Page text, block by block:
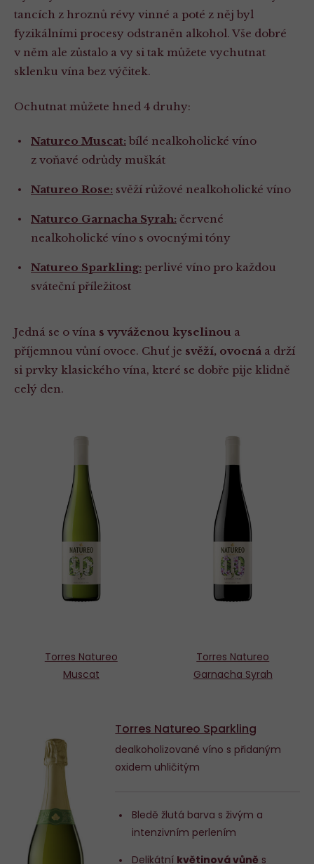
tancích z hroznů révy vinné a poté z něj byl
fyzikálními procesy odstraněn alkohol. Vše dobré
v něm ale zůstalo a vy si tak můžete vychutnat
sklenku vína bez výčitek.
Ochutnat můžete hned 4 druhy:
Natureo Muscat: bílé nealkoholické víno
z voňavé odrůdy muškát
Natureo Rose: svěží růžové nealkoholické víno
Natureo Garnacha Syrah: červené
nealkoholické víno s ovocnými tóny
Natureo Sparkling: perlivé víno pro každou
sváteční příležitost
Jedná se o vína s vyváženou kyselinou a
příjemnou vůní ovoce. Chuť je svěží, ovocná a drží
si prvky klasického vína, které se dobře pije klidně
celý den.
Torres Natureo
Muscat
Torres Natureo
Garnacha Syrah
Torres Natureo Sparkling
dealkoholizované víno s přidaným
oxidem uhličitým
Bledě žlutá barva s živým a
intenzivním perlením
Delikátní květinová vůně s